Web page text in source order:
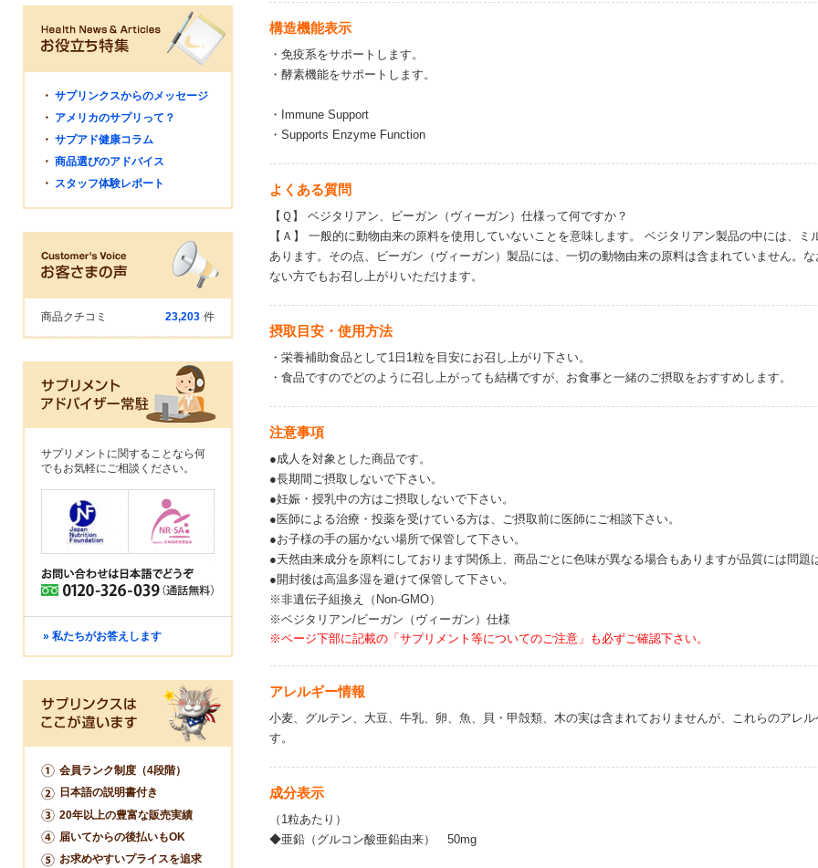
構造機能表示
・免疫系をサポートします。
・酵素機能をサポートします。
・Immune Support
・Supports Enzyme Function
よくある質問
【Ｑ】 ベジタリアン、ビーガン（ヴィーガン）仕様って何ですか？
【Ａ】 一般的に動物由来の原料を使用していないことを意味します。 ベジタリアン製品の中には、
あります。その点、ビーガン（ヴィーガン）製品には、一切の動物由来の原料は含まれていません。
ない方でもお召し上がりいただけます。
摂取目安・使用方法
・栄養補助食品として1日1粒を目安にお召し上がり下さい。
・食品ですのでどのように召し上がっても結構ですが、お食事と一緒のご摂取をおすすめします。
注意事項
●成人を対象とした商品です。
●長期間ご摂取しないで下さい。
●妊娠・授乳中の方はご摂取しないで下さい。
●医師による治療・投薬を受けている方は、ご摂取前に医師にご相談下さい。
●お子様の手の届かない場所で保管して下さい。
●天然由来成分を原料にしております関係上、商品ごとに色味が異なる場合もありますが品質には問題
●開封後は高温多湿を避けて保管して下さい。
※非遺伝子組換え（Non-GMO）
※ベジタリアン/ビーガン（ヴィーガン）仕様
※ページ下部に記載の「サプリメント等についてのご注意」も必ずご確認下さい。
アレルギー情報
小麦、グルテン、大豆、牛乳、卵、魚、貝・甲殻類、木の実は含まれておりませんが、これらのアレ
す。
成分表示
（1粒あたり）
◆亜鉛（グルコン酸亜鉛由来） 50mg
・ サプリンクスからのメッセージ
・ アメリカのサプリって？
・ サプアド健康コラム
・ 商品選びのアドバイス
・ スタッフ体験レポート
商品クチコミ 23,203 件
サプリメントに関することなら何
でもお気軽にご相談ください。
» 私たちがお答えします
会員ランク制度（4段階）
日本語の説明書付き
20年以上の豊富な販売実績
届いてからの後払いもOK
お求めやすいプライスを追求